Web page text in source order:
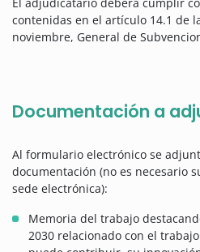
contenidas en el artículo 14.1 de
noviembre, General de
Documentación a
Al formulario electrónico se
documentación (no es necesario
sede electrónica):
Memoria del trabajo
2030 relacionado con el